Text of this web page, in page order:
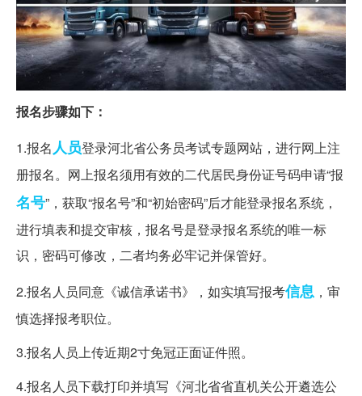
报名步骤如下：
1.报名人员登录河北省公务员考试专题网站，进行网上注
册报名。网上报名须用有效的二代居民身份证号码申请“报
名号”，获取“报名号”和“初始密码”后才能登录报名系统，
进行填表和提交审核，报名号是登录报名系统的唯一标
识，密码可修改，二者均务必牢记并保管好。
2.报名人员同意《诚信承诺书》，如实填写报考信息 ，审
慎选择报考职位。
3.报名人员上传近期2寸免冠正面证件照。
4.报名人员下载打印并填写《河北省省直机关公开遴选公